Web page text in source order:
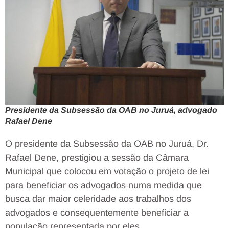
Presidente da Subsessão da OAB no Juruá, advogado
Rafael Dene
O presidente da Subsessão da OAB no Juruá, Dr.
Rafael Dene, prestigiou a sessão da Câmara
Municipal que colocou em votação o projeto de lei
para beneficiar os advogados numa medida que
busca dar maior celeridade aos trabalhos dos
advogados e consequentemente beneficiar a